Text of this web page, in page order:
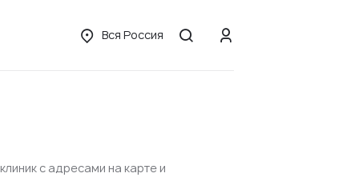
Вся Россия
с адресами на карте и